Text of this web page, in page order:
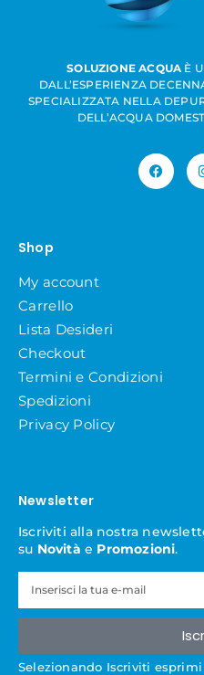
SOLUZIONE ACQUA È
DALL’ESPERIENZA
SPECIALIZZATA NELLA
DELL’ACQUA
Shop
My account
Carrello
Lista Desideri
Checkout
Termini e Condizioni
Spedizioni
Privacy Policy
Newsletter
Iscriviti alla nostra
su Novità e Promozioni.
Selezionando Iscriviti